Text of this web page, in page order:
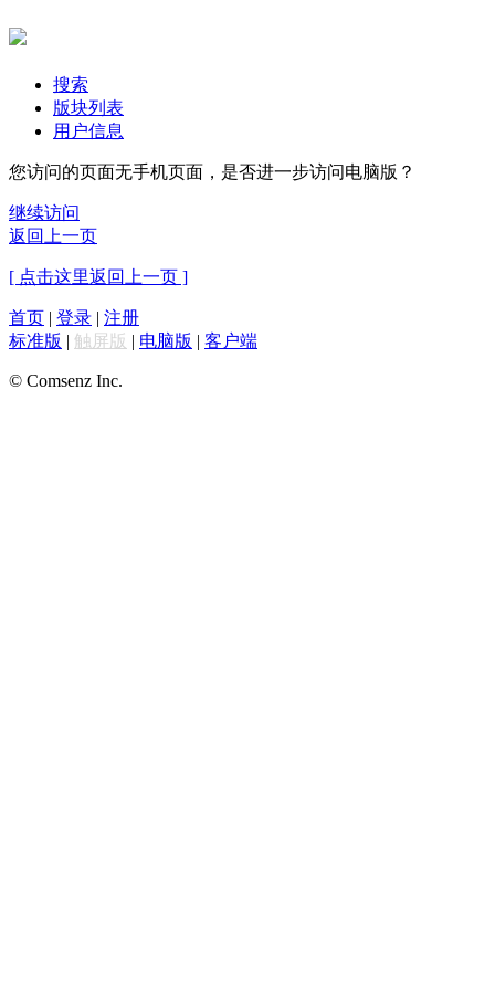
搜索
版块列表
用户信息
您访问的页面无手机页面，是否进一步访问电脑版？
继续访问
返回上一页
[ 点击这里返回上一页 ]
首页 | 登录 | 注册
标准版 | 触屏版 | 电脑版 | 客户端
© Comsenz Inc.